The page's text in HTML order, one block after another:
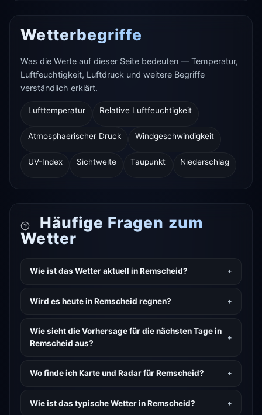
Wetterbegriffe
Was die Werte auf dieser Seite bedeuten — Temperatur,
Luftfeuchtigkeit, Luftdruck und weitere Begriffe
verständlich erklärt.
Lufttemperatur Relative Luftfeuchtigkeit
Atmosphaerischer Druck Windgeschwindigkeit
UV-Index Sichtweite Taupunkt Niederschlag
Häufige Fragen zum
Wetter
Wie ist das Wetter aktuell in Remscheid?
Wird es heute in Remscheid regnen?
Wie sieht die Vorhersage für die nächsten Tage in
Remscheid aus?
Wo finde ich Karte und Radar für Remscheid?
Wie ist das typische Wetter in Remscheid?